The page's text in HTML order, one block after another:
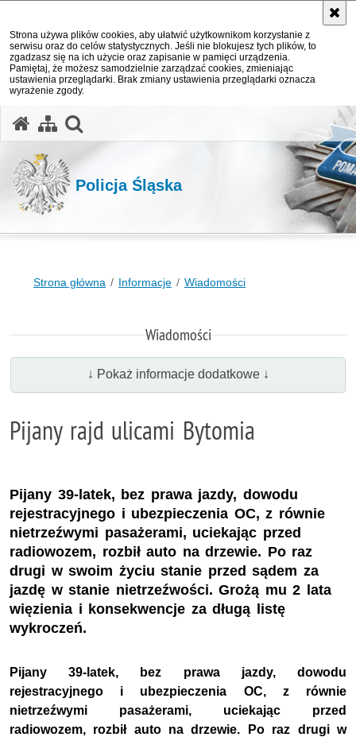
Strona używa plików cookies, aby ułatwić użytkownikom korzystanie z
serwisu oraz do celów statystycznych. Jeśli nie blokujesz tych plików, to
zgadzasz się na ich użycie oraz zapisanie w pamięci urządzenia.
Pamiętaj, że możesz samodzielnie zarządzać cookies, zmieniając
ustawienia przeglądarki. Brak zmiany ustawienia przeglądarki oznacza
wyrażenie zgody.
Policja Śląska
Strona główna Informacje Wiadomości
Wiadomości
↓ Pokaż informacje dodatkowe ↓
Pijany rajd ulicami Bytomia
Pijany 39-latek, bez prawa jazdy, dowodu
rejestracyjnego i ubezpieczenia OC, z równie
nietrzeźwymi pasażerami, uciekając przed
radiowozem, rozbił auto na drzewie. Po raz
drugi w swoim życiu stanie przed sądem za
jazdę w stanie nietrzeźwości. Grożą mu 2 lata
więzienia i konsekwencje za długą listę
wykroczeń.
Pijany 39-latek, bez prawa jazdy, dowodu
rejestracyjnego i ubezpieczenia OC, z równie
nietrzeźwymi pasażerami, uciekając przed
radiowozem, rozbił auto na drzewie. Po raz drugi w